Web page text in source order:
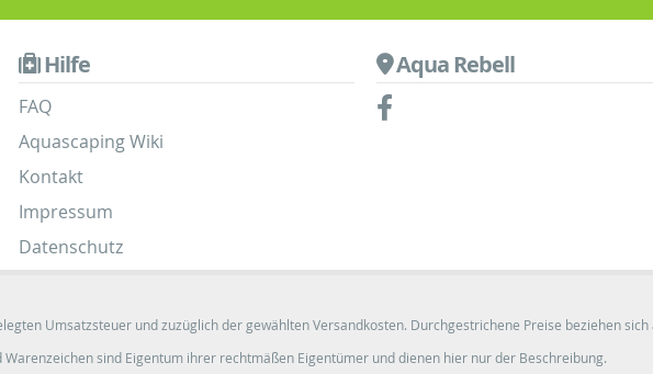
Hilfe
FAQ
Aquascaping Wiki
Kontakt
Impressum
Datenschutz
Aqua Rebell
Umsatzsteuer und zuzüglich der gewählten Versandkosten. Durchgestrichene Preise beziehen
sind Eigentum ihrer rechtmäßen Eigentümer und dienen hier nur der Beschreibung.